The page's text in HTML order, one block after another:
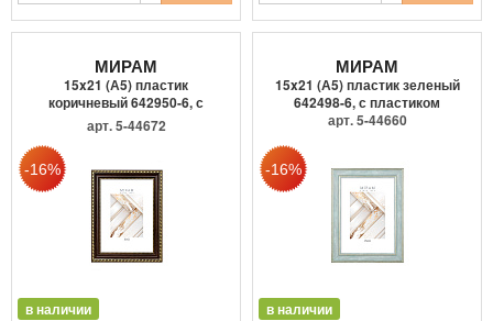
МИРАМ
15x21 (А5) пластик
коричневый 642950-6, с
пласти...
арт. 5-44672
в наличии
МИРАМ
15x21 (А5) пластик зеленый
642498-6, с пластиком
арт. 5-44660
в наличии